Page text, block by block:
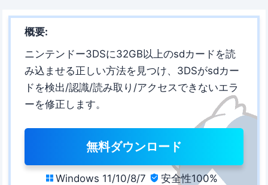
概要:
ニンテンドー3DSに32GB以上のsdカードを読
み込ませる正しい方法を見つけ、3DSがsdカー
ドを検出/認識/読み取り/アクセスできないエラ
ーを修正します。
無料ダウンロード
 Windows 11/10/8/7  安全性100%